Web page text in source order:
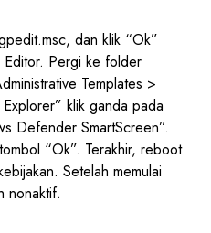
dan klik “Ok”
Editor. Pergi ke folder
Templates >
klik ganda pada
Defender SmartScreen”.
“Ok”. Terakhir, reboot
Setelah memulai
nonaktif.